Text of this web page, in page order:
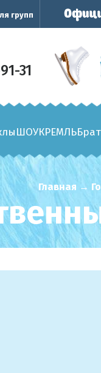
групп
31
ШОУКРЕМЛЬ
Главная →